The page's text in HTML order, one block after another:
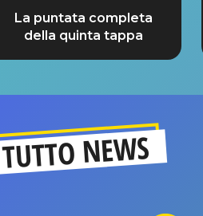
La puntata completa
della quinta tappa
TUTTO NEWS